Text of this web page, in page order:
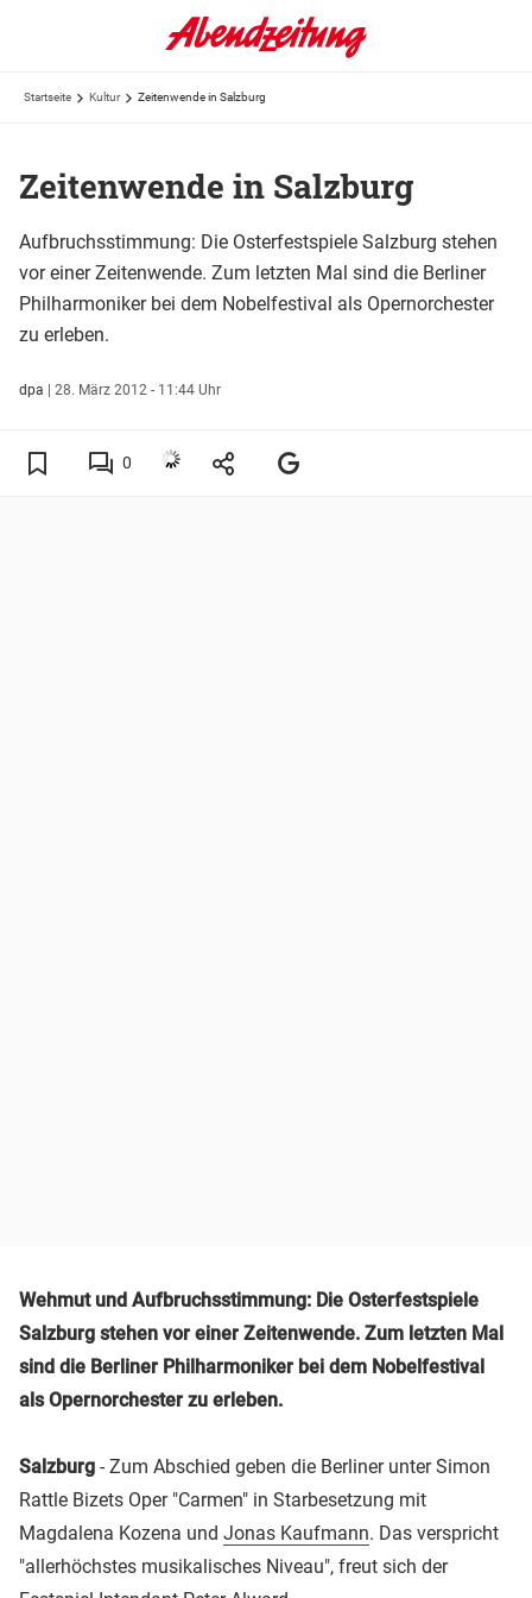
Startseite Kultur Zeitenwende in Salzburg
Zeitenwende in Salzburg
Aufbruchsstimmung: Die Osterfestspiele Salzburg stehen
vor einer Zeitenwende. Zum letzten Mal sind die Berliner
Philharmoniker bei dem Nobelfestival als Opernorchester
zu erleben.
dpa | 28. März 2012 - 11:44 Uhr
0
Wehmut und Aufbruchsstimmung: Die Osterfestspiele
Salzburg stehen vor einer Zeitenwende. Zum letzten Mal
sind die Berliner Philharmoniker bei dem Nobelfestival
als Opernorchester zu erleben.
Salzburg - Zum Abschied geben die Berliner unter Simon
Rattle Bizets Oper "Carmen" in Starbesetzung mit
Magdalena Kozena und Jonas Kaufmann. Das verspricht
"allerhöchstes musikalisches Niveau", freut sich der